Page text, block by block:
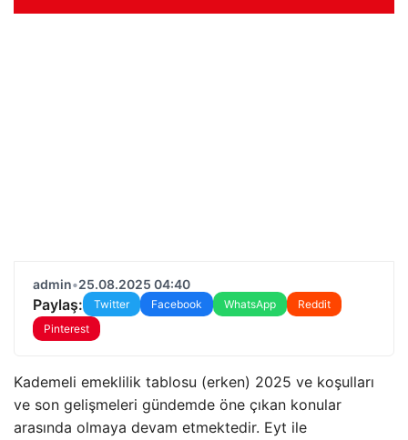
admin•25.08.2025 04:40
Paylaş: Twitter Facebook WhatsApp
Reddit
Pinterest
Kademeli emeklilik tablosu (erken) 2025 ve koşulları
ve son gelişmeleri gündemde öne çıkan konular
arasında olmaya devam etmektedir. Eyt ile